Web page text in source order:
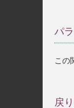
パ
この
戻